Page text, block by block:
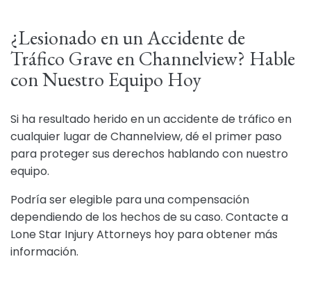
¿Lesionado en un Accidente de
Tráfico Grave en Channelview? Hable
con Nuestro Equipo Hoy
Si ha resultado herido en un accidente de tráfico en
cualquier lugar de Channelview, dé el primer paso
para proteger sus derechos hablando con nuestro
equipo.
Podría ser elegible para una compensación
dependiendo de los hechos de su caso. Contacte a
Lone Star Injury Attorneys hoy para obtener más
información.